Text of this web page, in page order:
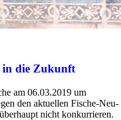
die Zukunft
am 06.03.2019 um
den aktu­ellen Fische-Neu­­
nicht kon­kur­rieren.